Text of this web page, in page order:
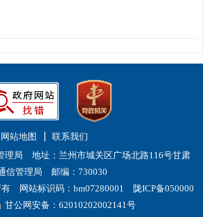
网站地图
联系我们
理局 地址：兰州市城关区广场北路116号甘肃
信管理局 邮编：730030
有 网站标识码：bm07280001 陇ICP备050000
甘公网安备：62010202002141号